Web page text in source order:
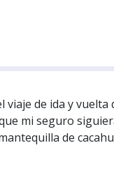
de ida y vuelta
mi seguro
de